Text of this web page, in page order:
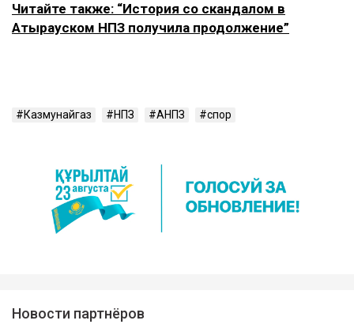
Читайте также: “История со скандалом в
Атырауском НПЗ получила продолжение”
Казмунайгаз НПЗ АНПЗ спор